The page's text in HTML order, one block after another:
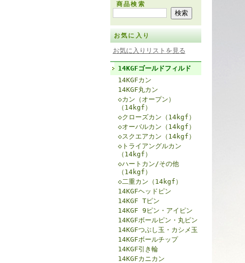
商品検索
お気に入り
お気に入りリストを見る
14KGFゴールドフィルド
14KGFカン
14KGF丸カン
◇カン（オープン）
（14kgf）
◇クローズカン（14kgf）
◇オーバルカン（14kgf）
◇スクエアカン（14kgf）
◇トライアングルカン
（14kgf）
◇ハートカン/その他
（14kgf）
◇二重カン（14kgf）
14KGFヘッドピン
14KGF Tピン
14KGF 9ピン・アイピン
14KGFボールピン・丸ピン
14KGFつぶし玉・カシメ玉
14KGFボールチップ
14KGF引き輪
14KGFカニカン